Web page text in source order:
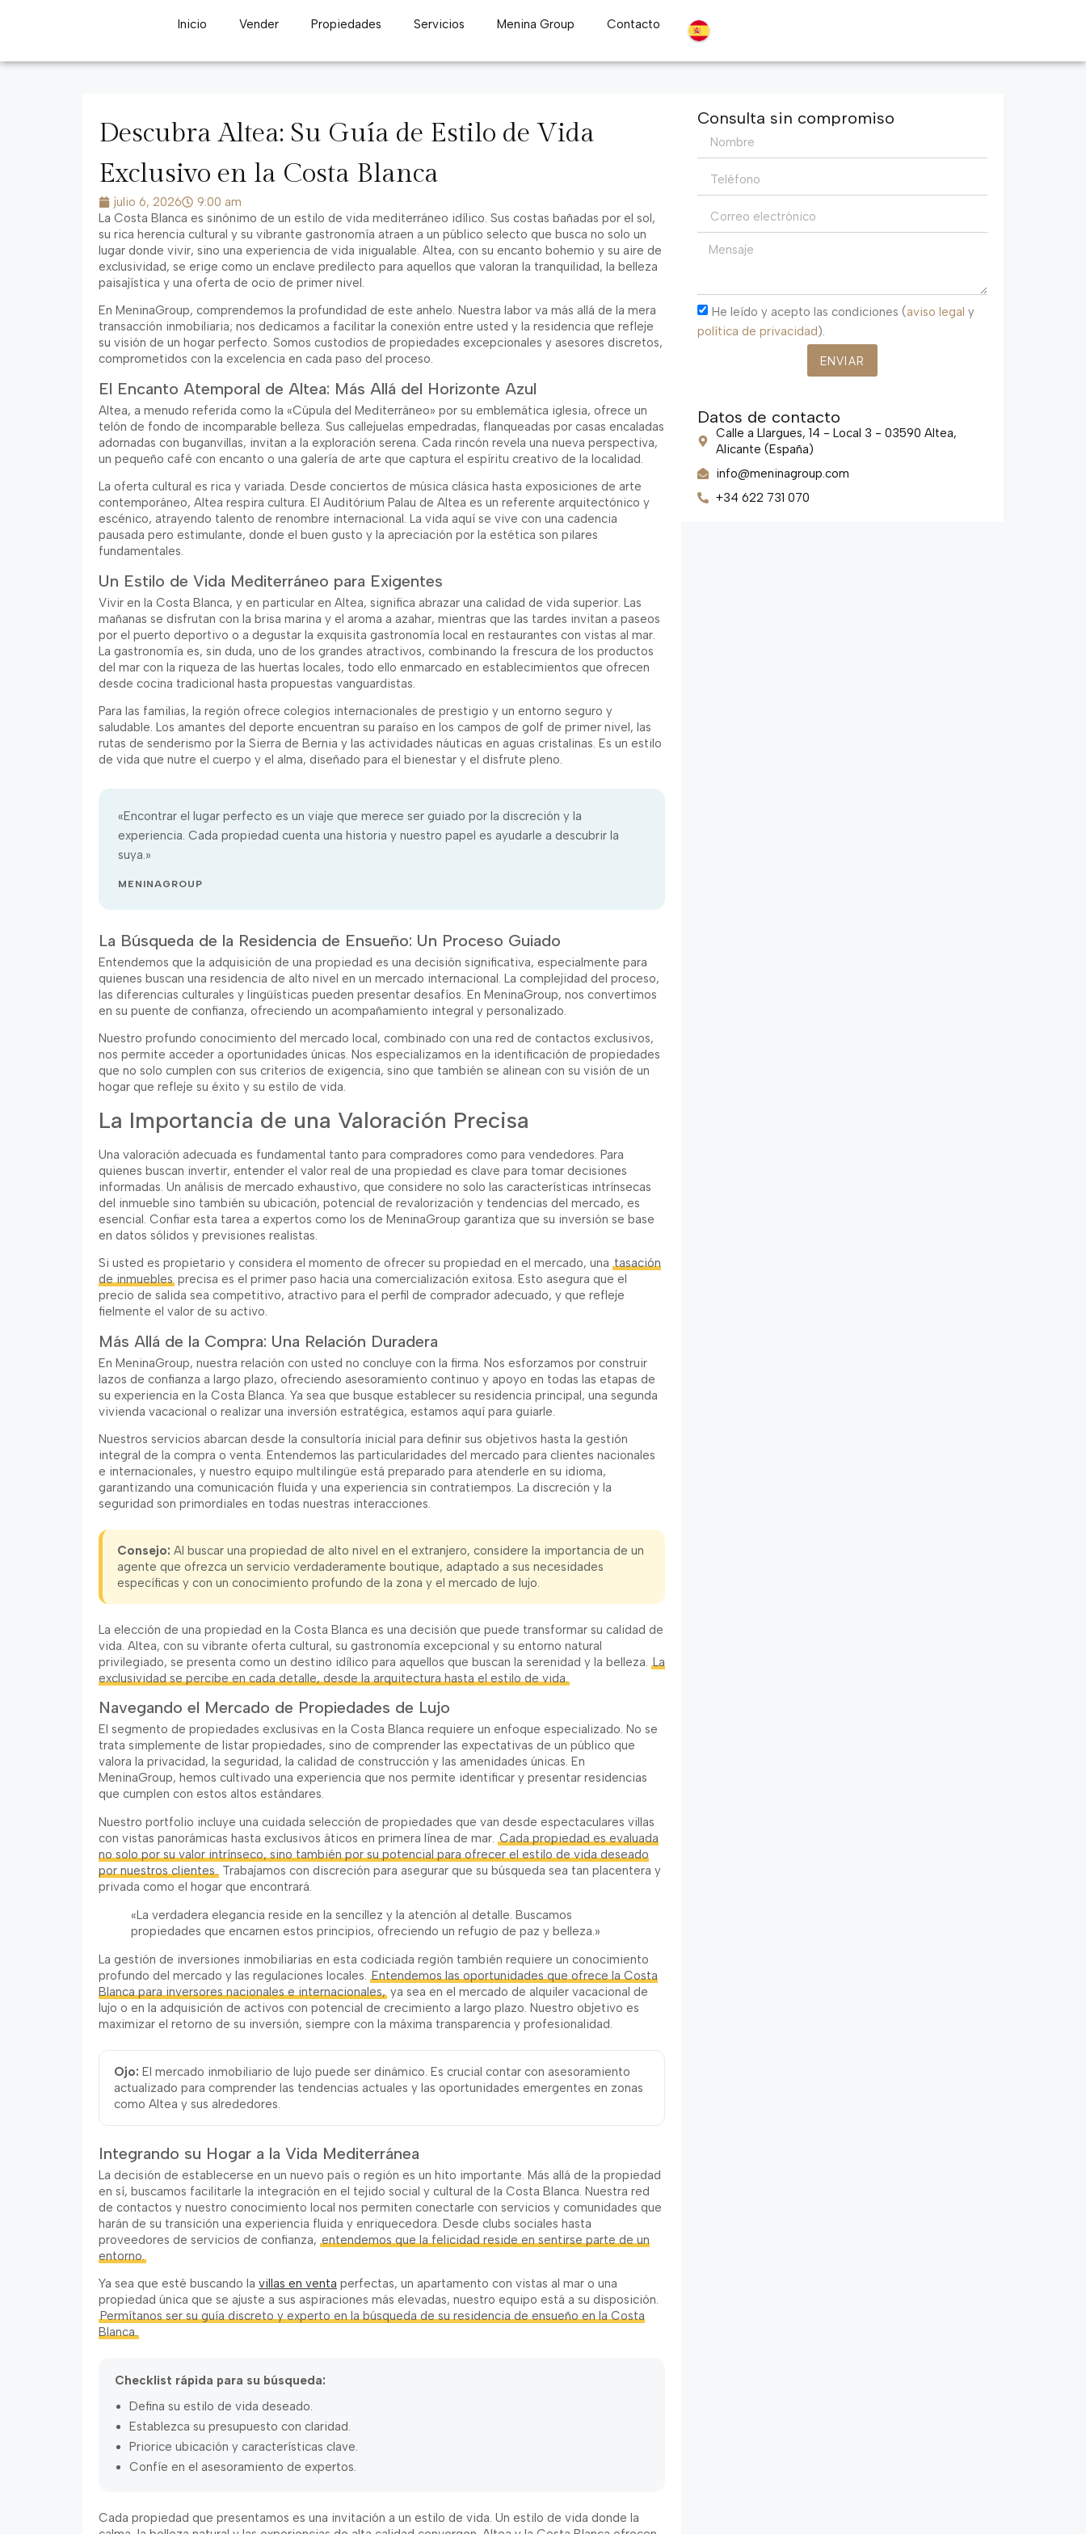
Inicio Vender Propiedades Servicios Menina Group Contacto
Descubra Altea: Su Guía de Estilo de Vida
Exclusivo en la Costa Blanca
julio 6, 2026
9:00 am
La Costa Blanca es sinónimo de un estilo de vida mediterráneo idílico. Sus costas bañadas por el sol,
su rica herencia cultural y su vibrante gastronomía atraen a un público selecto que busca no solo un
lugar donde vivir, sino una experiencia de vida inigualable. Altea, con su encanto bohemio y su aire de
exclusividad, se erige como un enclave predilecto para aquellos que valoran la tranquilidad, la belleza
paisajística y una oferta de ocio de primer nivel.
En MeninaGroup, comprendemos la profundidad de este anhelo. Nuestra labor va más allá de la mera
transacción inmobiliaria; nos dedicamos a facilitar la conexión entre usted y la residencia que refleje
su visión de un hogar perfecto. Somos custodios de propiedades excepcionales y asesores discretos,
comprometidos con la excelencia en cada paso del proceso.
El Encanto Atemporal de Altea: Más Allá del Horizonte Azul
Altea, a menudo referida como la «Cúpula del Mediterráneo» por su emblemática iglesia, ofrece un
telón de fondo de incomparable belleza. Sus callejuelas empedradas, flanqueadas por casas encaladas
adornadas con buganvillas, invitan a la exploración serena. Cada rincón revela una nueva perspectiva,
un pequeño café con encanto o una galería de arte que captura el espíritu creativo de la localidad.
La oferta cultural es rica y variada. Desde conciertos de música clásica hasta exposiciones de arte
contemporáneo, Altea respira cultura. El Auditórium Palau de Altea es un referente arquitectónico y
escénico, atrayendo talento de renombre internacional. La vida aquí se vive con una cadencia
pausada pero estimulante, donde el buen gusto y la apreciación por la estética son pilares
fundamentales.
Un Estilo de Vida Mediterráneo para Exigentes
Vivir en la Costa Blanca, y en particular en Altea, significa abrazar una calidad de vida superior. Las
mañanas se disfrutan con la brisa marina y el aroma a azahar, mientras que las tardes invitan a paseos
por el puerto deportivo o a degustar la exquisita gastronomía local en restaurantes con vistas al mar.
La gastronomía es, sin duda, uno de los grandes atractivos, combinando la frescura de los productos
del mar con la riqueza de las huertas locales, todo ello enmarcado en establecimientos que ofrecen
desde cocina tradicional hasta propuestas vanguardistas.
Para las familias, la región ofrece colegios internacionales de prestigio y un entorno seguro y
saludable. Los amantes del deporte encuentran su paraíso en los campos de golf de primer nivel, las
rutas de senderismo por la Sierra de Bernia y las actividades náuticas en aguas cristalinas. Es un estilo
de vida que nutre el cuerpo y el alma, diseñado para el bienestar y el disfrute pleno.
«Encontrar el lugar perfecto es un viaje que merece ser guiado por la discreción y la
experiencia. Cada propiedad cuenta una historia y nuestro papel es ayudarle a descubrir la
suya.»
MENINAGROUP
La Búsqueda de la Residencia de Ensueño: Un Proceso Guiado
Entendemos que la adquisición de una propiedad es una decisión significativa, especialmente para
quienes buscan una residencia de alto nivel en un mercado internacional. La complejidad del proceso,
las diferencias culturales y lingüísticas pueden presentar desafíos. En MeninaGroup, nos convertimos
en su puente de confianza, ofreciendo un acompañamiento integral y personalizado.
Nuestro profundo conocimiento del mercado local, combinado con una red de contactos exclusivos,
nos permite acceder a oportunidades únicas. Nos especializamos en la identificación de propiedades
que no solo cumplen con sus criterios de exigencia, sino que también se alinean con su visión de un
hogar que refleje su éxito y su estilo de vida.
La Importancia de una Valoración Precisa
Una valoración adecuada es fundamental tanto para compradores como para vendedores. Para
quienes buscan invertir, entender el valor real de una propiedad es clave para tomar decisiones
informadas. Un análisis de mercado exhaustivo, que considere no solo las características intrínsecas
del inmueble sino también su ubicación, potencial de revalorización y tendencias del mercado, es
esencial. Confiar esta tarea a expertos como los de MeninaGroup garantiza que su inversión se base
en datos sólidos y previsiones realistas.
Si usted es propietario y considera el momento de ofrecer su propiedad en el mercado, una tasación
de inmueblesprecisa es el primer paso hacia una comercialización exitosa. Esto asegura que el
precio de salida sea competitivo, atractivo para el perfil de comprador adecuado, y que refleje
fielmente el valor de su activo.
Más Allá de la Compra: Una Relación Duradera
En MeninaGroup, nuestra relación con usted no concluye con la firma. Nos esforzamos por construir
lazos de confianza a largo plazo, ofreciendo asesoramiento continuo y apoyo en todas las etapas de
su experiencia en la Costa Blanca. Ya sea que busque establecer su residencia principal, una segunda
vivienda vacacional o realizar una inversión estratégica, estamos aquí para guiarle.
Nuestros servicios abarcan desde la consultoría inicial para definir sus objetivos hasta la gestión
integral de la compra o venta. Entendemos las particularidades del mercado para clientes nacionales
e internacionales, y nuestro equipo multilingüe está preparado para atenderle en su idioma,
garantizando una comunicación fluida y una experiencia sin contratiempos. La discreción y la
seguridad son primordiales en todas nuestras interacciones.
Consejo: Al buscar una propiedad de alto nivel en el extranjero, considere la importancia de un
agente que ofrezca un servicio verdaderamente boutique, adaptado a sus necesidades
específicas y con un conocimiento profundo de la zona y el mercado de lujo.
La elección de una propiedad en la Costa Blanca es una decisión que puede transformar su calidad de
vida. Altea, con su vibrante oferta cultural, su gastronomía excepcional y su entorno natural
privilegiado, se presenta como un destino idílico para aquellos que buscan la serenidad y la belleza. La
exclusividad se percibe en cada detalle, desde la arquitectura hasta el estilo de vida.
Navegando el Mercado de Propiedades de Lujo
El segmento de propiedades exclusivas en la Costa Blanca requiere un enfoque especializado. No se
trata simplemente de listar propiedades, sino de comprender las expectativas de un público que
valora la privacidad, la seguridad, la calidad de construcción y las amenidades únicas. En
MeninaGroup, hemos cultivado una experiencia que nos permite identificar y presentar residencias
que cumplen con estos altos estándares.
Nuestro portfolio incluye una cuidada selección de propiedades que van desde espectaculares villas
con vistas panorámicas hasta exclusivos áticos en primera línea de mar. Cada propiedad es evaluada
no solo por su valor intrínseco, sino también por su potencial para ofrecer el estilo de vida deseado
por nuestros clientes.Trabajamos con discreción para asegurar que su búsqueda sea tan placentera y
privada como el hogar que encontrará.
«La verdadera elegancia reside en la sencillez y la atención al detalle. Buscamos
propiedades que encarnen estos principios, ofreciendo un refugio de paz y belleza.»
La gestión de inversiones inmobiliarias en esta codiciada región también requiere un conocimiento
profundo del mercado y las regulaciones locales. Entendemos las oportunidades que ofrece la Costa
Blanca para inversores nacionales e internacionales,ya sea en el mercado de alquiler vacacional de
lujo o en la adquisición de activos con potencial de crecimiento a largo plazo. Nuestro objetivo es
maximizar el retorno de su inversión, siempre con la máxima transparencia y profesionalidad.
Ojo: El mercado inmobiliario de lujo puede ser dinámico. Es crucial contar con asesoramiento
actualizado para comprender las tendencias actuales y las oportunidades emergentes en zonas
como Altea y sus alrededores.
Integrando su Hogar a la Vida Mediterránea
La decisión de establecerse en un nuevo país o región es un hito importante. Más allá de la propiedad
en sí, buscamos facilitarle la integración en el tejido social y cultural de la Costa Blanca. Nuestra red
de contactos y nuestro conocimiento local nos permiten conectarle con servicios y comunidades que
harán de su transición una experiencia fluida y enriquecedora. Desde clubs sociales hasta
proveedores de servicios de confianza, entendemos que la felicidad reside en sentirse parte de un
entorno.
Ya sea que esté buscando la villas en venta perfectas, un apartamento con vistas al mar o una
propiedad única que se ajuste a sus aspiraciones más elevadas, nuestro equipo está a su disposición.
Permítanos ser su guía discreto y experto en la búsqueda de su residencia de ensueño en la Costa
Blanca.
Checklist rápida para su búsqueda:
Defina su estilo de vida deseado.
Establezca su presupuesto con claridad.
Priorice ubicación y características clave.
Confíe en el asesoramiento de expertos.
Cada propiedad que presentamos es una invitación a un estilo de vida. Un estilo de vida donde la
Consulta sin compromiso
He leído y acepto las condiciones (aviso legal y
política de privacidad).
ENVIAR
Datos de contacto
Calle a Llargues, 14 - Local 3 - 03590 Altea,
Alicante (España)
info@meninagroup.com
+34 622 731 070